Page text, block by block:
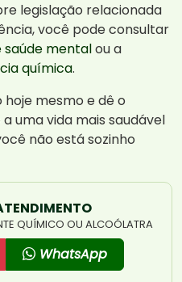
legislação relacionada
você pode consultar
saúde mentalou a
química.
mesmo e dê o
uma vida mais saudável
não está sozinho
QUÍMICO OU ALCOÓLATRA
WhatsApp